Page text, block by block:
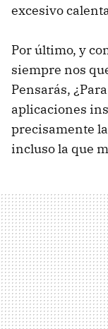
excesivo
Por último, y
siempre nos
Pensarás,
aplicaciones
precisamente
incluso la que